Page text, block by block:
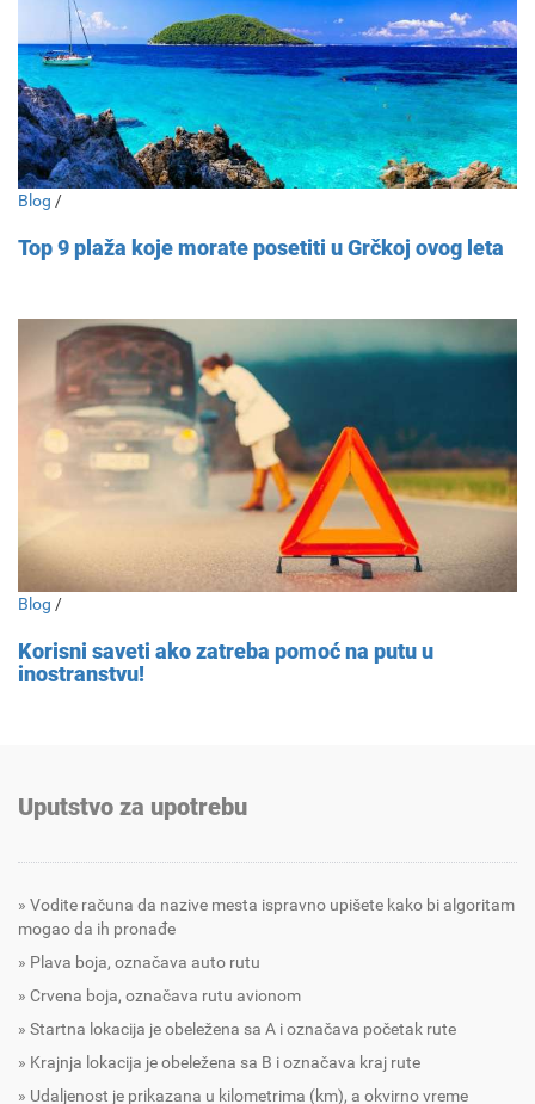
Blog /
Top 9 plaža koje morate posetiti u Grčkoj ovog leta
Blog /
Korisni saveti ako zatreba pomoć na putu u
inostranstvu!
Uputstvo za upotrebu
Vodite računa da nazive mesta ispravno upišete kako bi algoritam
mogao da ih pronađe
Plava boja, označava auto rutu
Crvena boja, označava rutu avionom
Startna lokacija je obeležena sa A i označava početak rute
Krajnja lokacija je obeležena sa B i označava kraj rute
Udaljenost je prikazana u kilometrima (km), a okvirno vreme